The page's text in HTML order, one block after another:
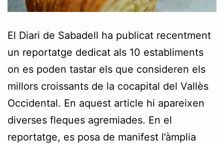
El Diari de Sabadell ha publicat recentment
un reportatge dedicat als 10 establiments
on es poden tastar els que consideren els
millors croissants de la cocapital del Vallès
Occidental. En aquest article hi apareixen
diverses fleques agremiades. En el
reportatge, es posa de manifest l’àmplia